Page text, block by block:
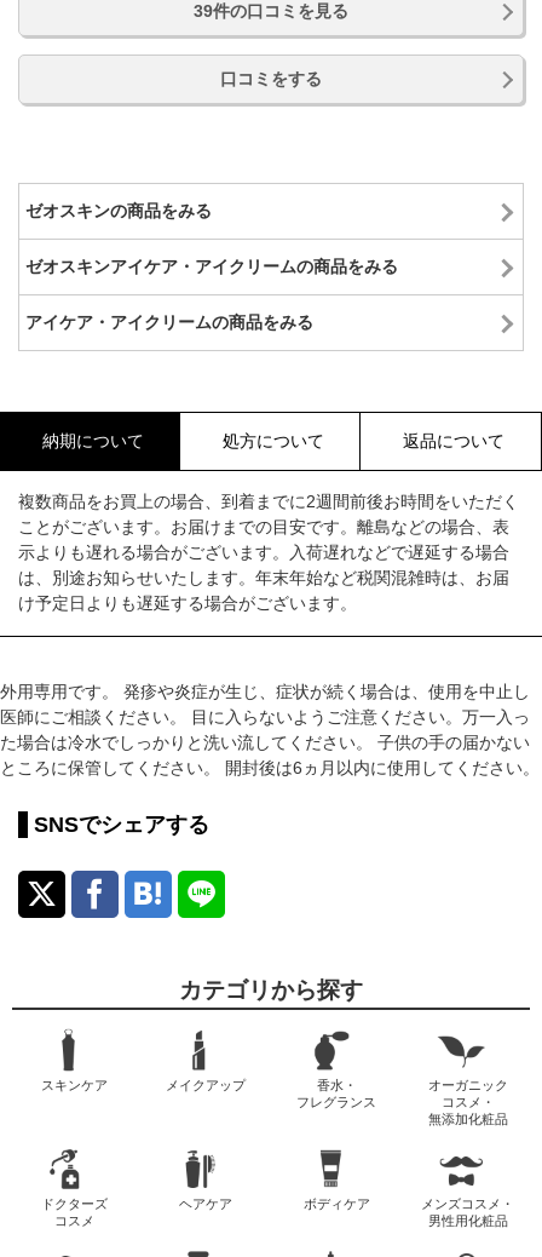
39件の口コミを見る
口コミをする
ゼオスキンの商品をみる
ゼオスキンアイケア・アイクリームの商品をみる
アイケア・アイクリームの商品をみる
納期について 処方について 返品について
複数商品をお買上の場合、到着までに2週間前後お時間をいただく
ことがございます。お届けまでの目安です。離島などの場合、表
示よりも遅れる場合がございます。入荷遅れなどで遅延する場合
は、別途お知らせいたします。年末年始など税関混雑時は、お届
け予定日よりも遅延する場合がございます。
外用専用です。 発疹や炎症が生じ、症状が続く場合は、使用を中止し
医師にご相談ください。 目に入らないようご注意ください。万一入っ
た場合は冷水でしっかりと洗い流してください。 子供の手の届かない
ところに保管してください。 開封後は6ヵ月以内に使用してください。
SNSでシェアする
カテゴリから探す
スキンケア メイクアップ
香水・
フレグランス
オーガニック
コスメ・
無添加化粧品
ドクターズ
コスメ
ヘアケア ボディケア
メンズコスメ・
男性用化粧品